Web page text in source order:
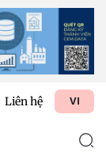
Liên hệ VI